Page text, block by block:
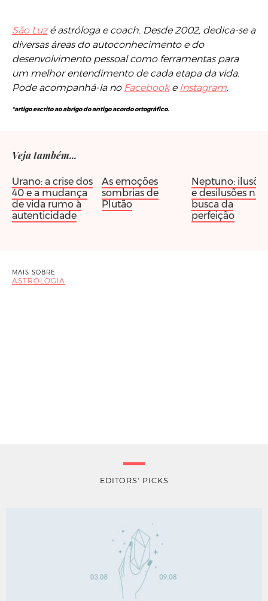
São Luzé astróloga e coach. Desde 2002, dedica-se a
diversas áreas do autoconhecimento e do
desenvolvimento pessoal como ferramentas para
um melhor entendimento de cada etapa da vida.
Pode acompanhá-la no Facebooke Instagram.
*artigo escrito ao abrigo do antigo acordo ortográfico.
Veja também...
Urano: a crise dos
40 e a mudança
de vida rumo à
autenticidade
As emoções
sombrias de
Plutão
Neptuno: ilusões
e desilusões na
busca da
perfeição
MAIS SOBRE
ASTROLOGIA
EDITORS' PICKS